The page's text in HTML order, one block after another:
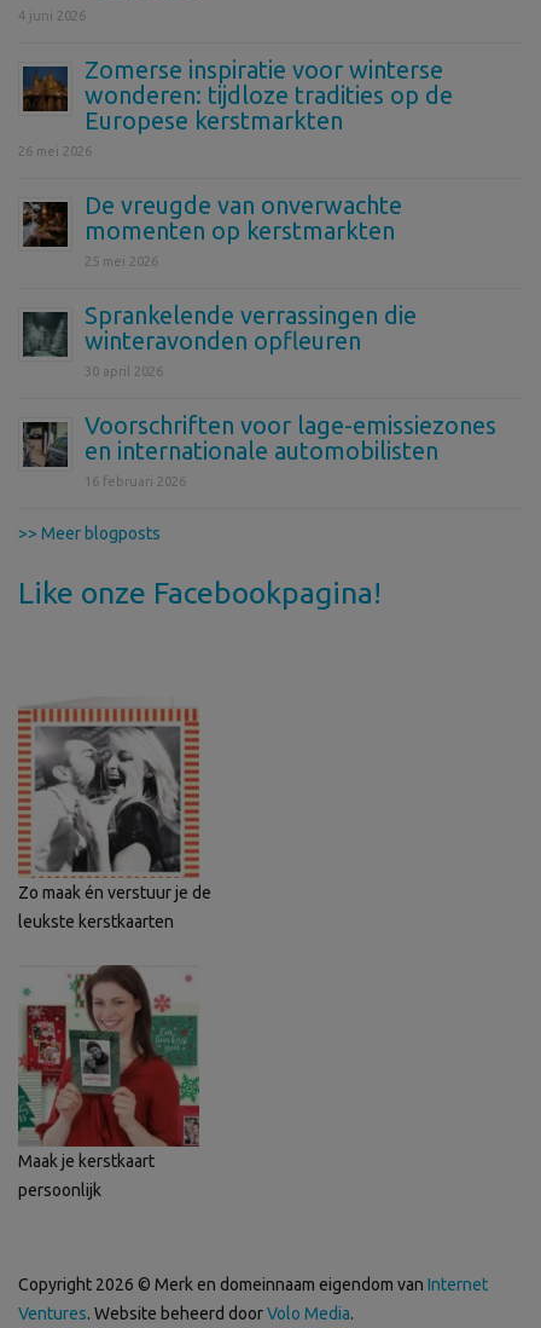
4 juni 2026
Zomerse inspiratie voor winterse
wonderen: tijdloze tradities op de
Europese kerstmarkten
26 mei 2026
De vreugde van onverwachte
momenten op kerstmarkten
25 mei 2026
Sprankelende verrassingen die
winteravonden opfleuren
30 april 2026
Voorschriften voor lage-emissiezones
en internationale automobilisten
16 februari 2026
>> Meer blogposts
Like onze Facebookpagina!
Zo maak én verstuur je de
leukste kerstkaarten
Maak je kerstkaart
persoonlijk
Copyright 2026 © Merk en domeinnaam eigendom van Internet
Ventures. Website beheerd doorVolo Media.